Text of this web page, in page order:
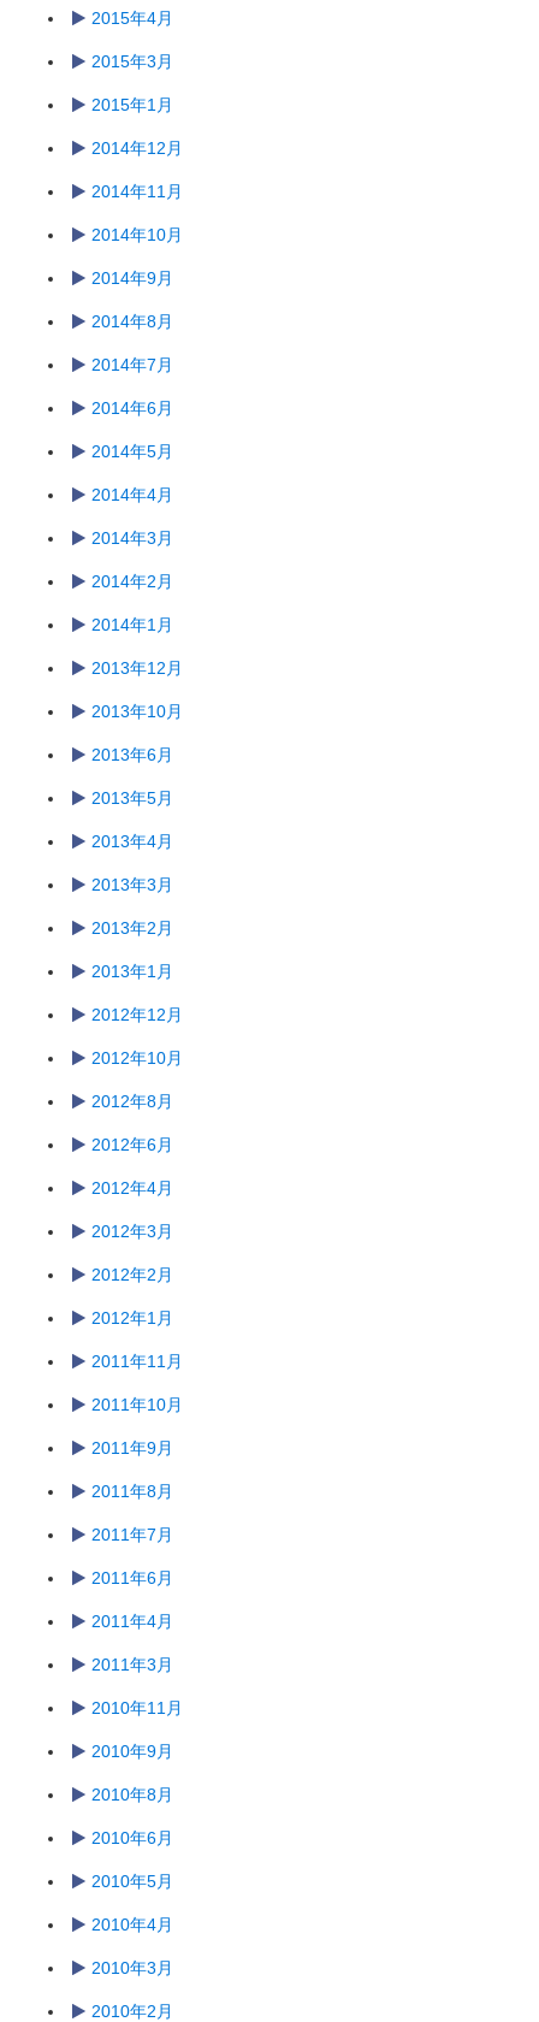
2015年4月
2015年3月
2015年1月
2014年12月
2014年11月
2014年10月
2014年9月
2014年8月
2014年7月
2014年6月
2014年5月
2014年4月
2014年3月
2014年2月
2014年1月
2013年12月
2013年10月
2013年6月
2013年5月
2013年4月
2013年3月
2013年2月
2013年1月
2012年12月
2012年10月
2012年8月
2012年6月
2012年4月
2012年3月
2012年2月
2012年1月
2011年11月
2011年10月
2011年9月
2011年8月
2011年7月
2011年6月
2011年4月
2011年3月
2010年11月
2010年9月
2010年8月
2010年6月
2010年5月
2010年4月
2010年3月
2010年2月